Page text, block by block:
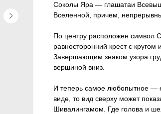
Соколы Яра — глашатаи
Вселенной, причем,
По центру расположен символ
равносторонний крест с
Завершающим знаком узора
вершиной вниз.
И теперь самое любопытное —
виде, то вид сверху может
Шивалингамом. Где голова и